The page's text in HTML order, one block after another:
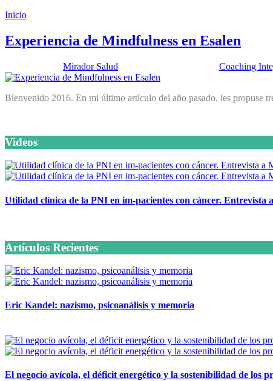
Inicio
Experiencia de Mindfulness en Esalen
Mirador Salud Coaching
Bienvenido 2016. En mi último artículo del año pasado, les propuse
Videos
Utilidad clínica de la PNI en im-pacientes con cáncer. Entrevista
Artículos Recientes
Eric Kandel: nazismo, psicoanálisis y memoria
El negocio avícola, el déficit energético y la sostenibilidad de los